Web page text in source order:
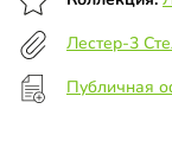
Лестер-3
Публичная